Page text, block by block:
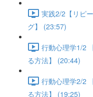
実践2/2【リピ
グ】 (23:57)
行動心理学1/2
る方法】 (20:44)
行動心理学2/2
る方法】 (19:25)